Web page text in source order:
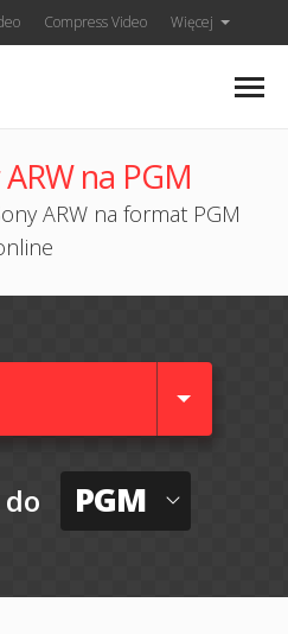
Compress Video Więcej
na PGM
ARW na format PGM
do PGM